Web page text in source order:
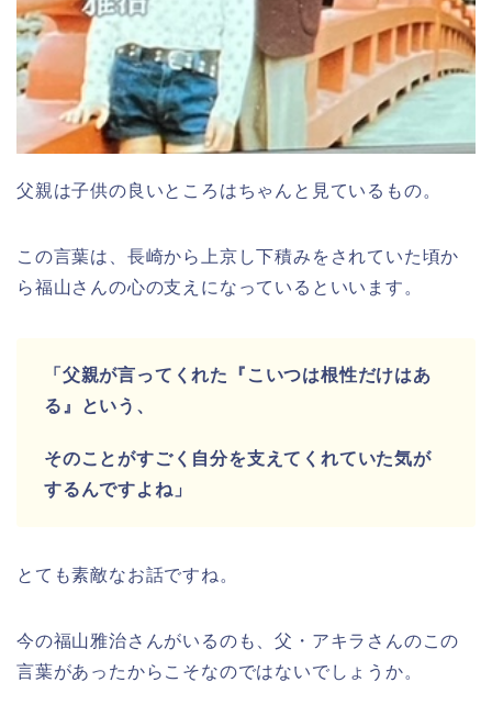
父親は子供の良いところはちゃんと見ているもの。
この言葉は、長崎から上京し下積みをされていた頃か
ら福山さんの心の支えになっているといいます。
「父親が言ってくれた『こいつは根性だけはあ
る』という、
そのことがすごく自分を支えてくれていた気が
するんですよね」
とても素敵なお話ですね。
今の福山雅治さんがいるのも、父・アキラさんのこの
言葉があったからこそなのではないでしょうか。